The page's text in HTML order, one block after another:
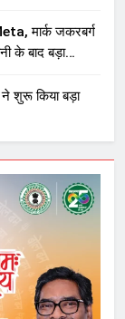
मार्क जकरबर्ग
के बाद बड़ा
शुरू किया बड़ा